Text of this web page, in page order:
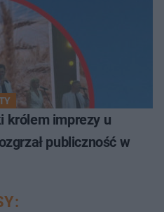
królem imprezy u
publiczność w